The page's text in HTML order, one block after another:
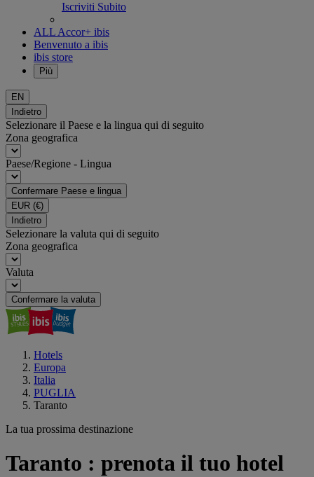
Iscriviti Subito
ALL Accor+ ibis
Benvenuto a ibis
ibis store
Più
EN
Indietro
Selezionare il Paese e la lingua qui di seguito
Zona geografica
Paese/Regione - Lingua
Confermare Paese e lingua
EUR (€)
Indietro
Selezionare la valuta qui di seguito
Zona geografica
Valuta
Confermare la valuta
Hotels
Europa
Italia
PUGLIA
Taranto
La tua prossima destinazione
Taranto : prenota il tuo hotel